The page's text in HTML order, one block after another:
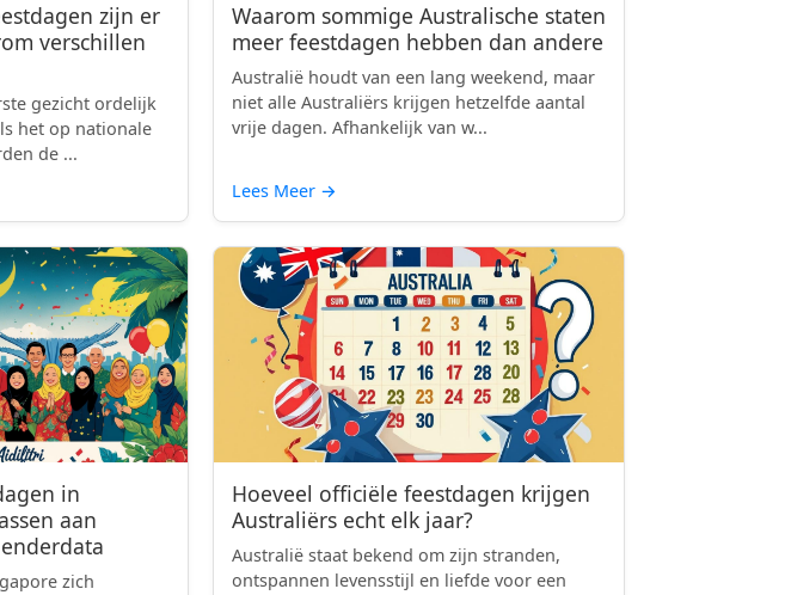
zijn er
verschillen
gezicht ordelijk
het op nationale
de ...
Waarom sommige Australische staten
meer feestdagen hebben dan andere
Australië houdt van een lang weekend, maar
niet alle Australiërs krijgen hetzelfde aantal
vrije dagen. Afhankelijk van w...
Lees Meer →
in
aan
zich
Hoeveel officiële feestdagen krijgen
Australiërs echt elk jaar?
Australië staat bekend om zijn stranden,
ontspannen levensstijl en liefde voor een